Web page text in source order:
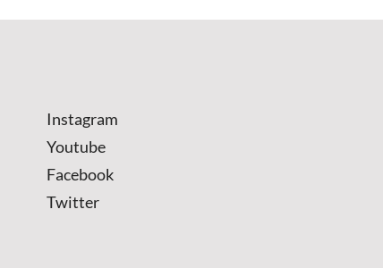
Instagram
Youtube
Facebook
Twitter